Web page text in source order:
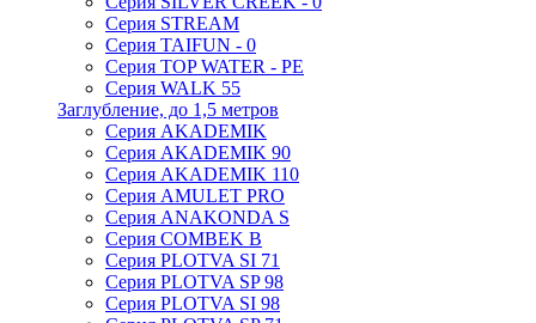
Серия STREAM
Серия TAIFUN - 0
Серия TOP WATER - PE
Серия WALK 55
Заглубление, до 1,5 метров
Серия AKADEMIK
Серия AKADEMIK 90
Серия AKADEMIK 110
Серия AMULET PRO
Серия ANAKONDA S
Серия COMBEK B
Серия PLOTVA SI 71
Серия PLOTVA SP 98
Серия PLOTVA SI 98